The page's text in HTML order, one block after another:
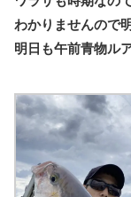
わかりませんので
明日も午前青物ル